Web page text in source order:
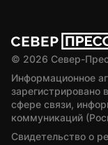
© 2026 Север-
Информационное
зарегистрировано
сфере связи,
коммуникаций
Свидетельство о